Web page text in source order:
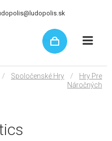
/ Spoločenské Hry /
Hry Pre
Náročných